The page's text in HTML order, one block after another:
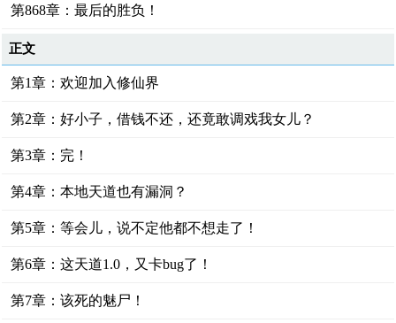
第868章：最后的胜负！
正文
第1章：欢迎加入修仙界
第2章：好小子，借钱不还，还竟敢调戏我女儿？
第3章：完！
第4章：本地天道也有漏洞？
第5章：等会儿，说不定他都不想走了！
第6章：这天道1.0，又卡bug了！
第7章：该死的魅尸！